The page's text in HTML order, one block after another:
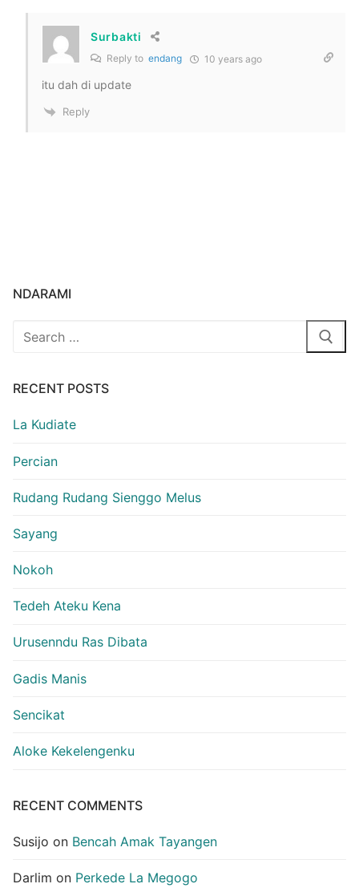
Surbakti
Reply to endang 10 years ago
itu dah di update
Reply
NDARAMI
Search
RECENT POSTS
La Kudiate
Percian
Rudang Rudang Sienggo Melus
Sayang
Nokoh
Tedeh Ateku Kena
Urusenndu Ras Dibata
Gadis Manis
Sencikat
Aloke Kekelengenku
RECENT COMMENTS
Susijo on Bencah Amak Tayangen
Darlim on Perkede La Megogo